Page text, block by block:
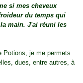
si mes cheveux
du temps qui
main. J'ai réuni les
Potions, je me permets
dues, entre autres, à